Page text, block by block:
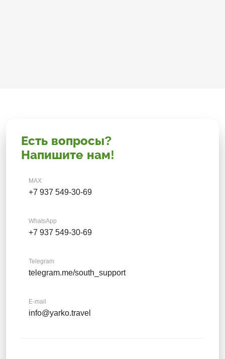
Есть вопросы?
Напишите нам!
MAX
+7 937 549-30-69
WhatsApp
+7 937 549-30-69
Telegram
telegram.me/south_support
E-mail
info@yarko.travel